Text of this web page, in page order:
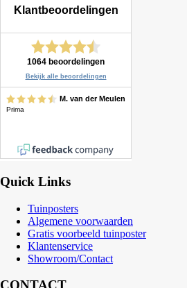
Quick Links
Tuinposters
Algemene voorwaarden
Gratis voorbeeld tuinposter
Klantenservice
Showroom/Contact